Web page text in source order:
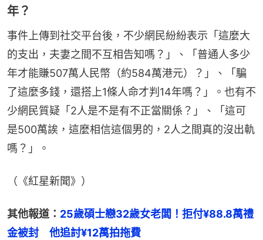
年？
事件上傳到社交平台後，不少網民紛紛表示「這麼大
的支出，夫妻之間不互相告知嗎？」、「普通人多少
年才能賺507萬人民幣（約584萬港元）？」、「騙
了這麼多錢，還搭上1條人命才判14年嗎？」。也有不
少網民質疑「2人是不是有不正當關係？」、「這可
是500萬誒，這麼相信這個男的，2人之間真的沒出軌
嗎？」。
（《紅星新聞》）
其他報道： 25歲碩士戀32歲女老闆！拒付¥88.8萬禮
金被封　他追討¥12萬拍拖費